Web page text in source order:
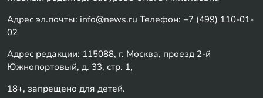
Адрес эл.почты: info@news.ru Телефон: +7 (499) 110-01-
02
Адрес редакции: 115088, г. Москва, проезд 2-й
Южнопортовый, д. 33, стр. 1,
18+, запрещено для детей.